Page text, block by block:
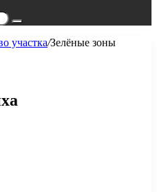
Поиск...
участка/Зелёные зоны